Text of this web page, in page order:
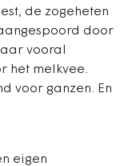
de zogeheten
door
vooral
het melkvee.
voor ganzen. En
eigen